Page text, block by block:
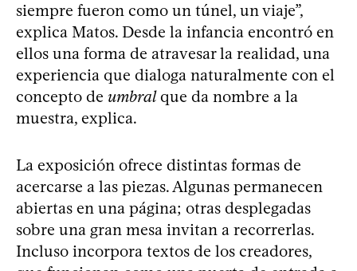
siempre fueron como un túnel, un viaje”,
explica Matos. Desde la infancia encontró en
ellos una forma de atravesar la realidad, una
experiencia que dialoga naturalmente con el
concepto de umbralque da nombre a la
muestra, explica.
La exposición ofrece distintas formas de
acercarse a las piezas. Algunas permanecen
abiertas en una página; otras desplegadas
sobre una gran mesa invitan a recorrerlas.
Incluso incorpora textos de los creadores,